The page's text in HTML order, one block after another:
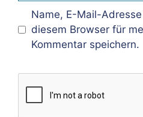
Name, E-Mail-
diesem Browser für
Kommentar speichern.